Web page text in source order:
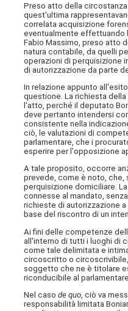
Preso atto della
quest'ultima
correlata acquisizione
eventualmente effettuando
Fabio Massimo, preso atto
natura contabile, da quelli
operazioni di perquisizione
di autorizzazione da parte
In relazione appunto
questione. La richiesta
l'atto, perché il deputato
deve pertanto intendersi
consistente nella
ciò, le valutazioni di
parlamentare, che i
esperire per l'opposizione
A tale proposito, occorre
prevede, come è noto, che,
perquisizione domiciliare.
connesse al mandato,
richieste di autorizzazione
base del riscontro di un
Ai fini delle competenze
all'interno di tutti i luoghi di
come tale delimitata e
circoscritto o
soggetto che ne è titolare
riconducibile al
Nel casode quo , ciò va
responsabilità limitata